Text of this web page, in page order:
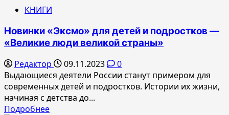
Новинки
«Эксмодетство»
в
ноябре
КНИГИ
Новинки «Эксмо» для детей и подростков —
«Великие люди великой страны»
Редактор 09.11.2023
0
Выдающиеся деятели России станут примером для
современных детей и подростков. Истории их жизни,
начиная с детства до...
ПодробнееПрочитать